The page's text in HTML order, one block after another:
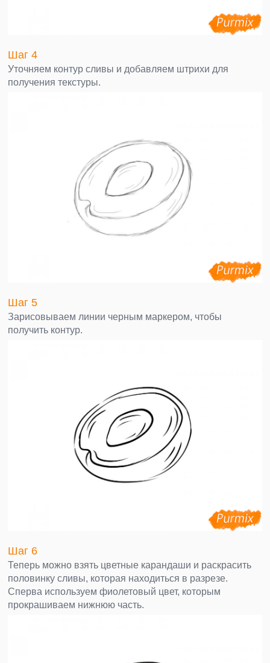
Шаг 4
Уточняем контур сливы и добавляем штрихи для
получения текстуры.
Шаг 5
Зарисовываем линии черным маркером, чтобы
получить контур.
Шаг 6
Теперь можно взять цветные карандаши и раскрасить
половинку сливы, которая находиться в разрезе.
Сперва используем фиолетовый цвет, которым
прокрашиваем нижнюю часть.